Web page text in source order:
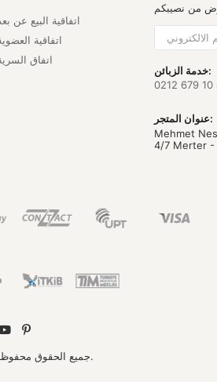
اتفاقية البيع عن
اتفاقية
اتفاق
من نصيبكم
خدمة الزبائن:
0212 679 10
عنوان المتجر:
Mehmet
4/7 Merter -
© 2026 Ases Toptan - جميع الحقوق محفوظة.